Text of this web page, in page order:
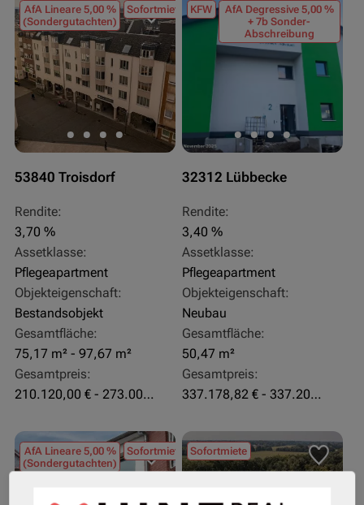
AfA Lineare 5,00 %
(Sondergutachten)
Sofortmiete
53840 Troisdorf
Rendite:
3,70 %
Assetklasse:
Pflegeapartment
Objekteigenschaft:
Bestandsobjekt
Gesamtfläche:
75,17 m² - 97,67 m²
Gesamtpreis:
210.120,00 € - 273.003,24 €
KFW
AfA Degressive 5,00 %
+ 7b Sonder-
Abschreibung
32312 Lübbecke
Rendite:
3,40 %
Assetklasse:
Pflegeapartment
Objekteigenschaft:
Neubau
Gesamtfläche:
50,47 m²
Gesamtpreis:
337.178,82 € - 337.207,06 €
AfA Lineare 5,00 %
(Sondergutachten)
Sofortmiete Sofortmiete